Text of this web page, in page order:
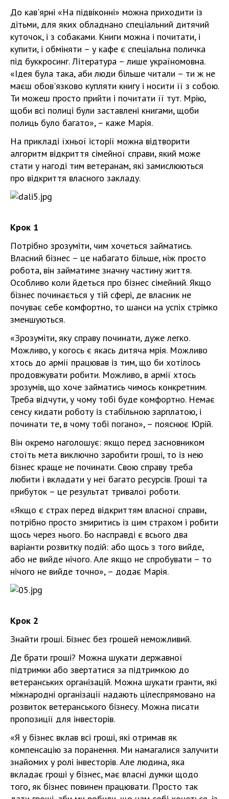
До кав'ярні «На підвіконні» можна приходити із
дітьми, для яких обладнано спеціальний дитячий
куточок, і з собаками. Книги можна і почитати, і
купити, і обміняти – у кафе є спеціальна поличка
під буккросинг. Література – лише україномовна.
«Ідея була така, аби люди більше читали – ти ж не
маєш обов'язково купляти книгу і носити її з собою.
Ти можеш просто прийти і почитати її тут. Мрію,
щоби всі полиці були заставлені книгами, щоби
полиць було багато», – каже Марія.
На прикладі їхньої історії можна відтворити
алгоритм відкриття сімейної справи, який може
стати у нагоді тим ветеранам, які замислюються
про відкриття власного закладу.
Крок 1
Потрібно зрозуміти, чим хочеться займатись.
Власний бізнес – це набагато більше, ніж просто
робота, він займатиме значну частину життя.
Особливо коли йдеться про бізнес сімейний. Якщо
бізнес починається у тій сфері, де власник не
почуває себе комфортно, то шанси на успіх стрімко
зменшуються.
«Зрозуміти, яку справу починати, дуже легко.
Можливо, у когось є якась дитяча мрія. Можливо
хтось до армії працював із тим, що би хотілось
продовжувати робити. Можливо, в армії хтось
зрозумів, що хоче займатись чимось конкретним.
Треба відчути, у чому тобі буде комфортно. Немає
сенсу кидати роботу із стабільною зарплатою, і
починати те, в чому тобі погано», – пояснює Юрій.
Він окремо наголошує: якщо перед засновником
стоїть мета виключно заробити гроші, то із нею
бізнес краще не починати. Свою справу треба
любити і вкладати у неї багато ресурсів. Гроші та
прибуток – це результат тривалої роботи.
«Якщо є страх перед відкриттям власної справи,
потрібно просто змиритись із цим страхом і робити
щось через нього. Бо насправді є всього два
варіанти розвитку подій: або щось з того вийде,
або не вийде нічого. Але якщо не спробувати – то
нічого не вийде точно», – додає Марія.
Крок 2
Знайти гроші. Бізнес без грошей неможливий.
Де брати гроші? Можна шукати державної
підтримки або звертатися за підтримкою до
ветеранських організацій. Можна шукати гранти, які
міжнародні організації надають цілеспрямовано на
розвиток ветеранського бізнесу. Можна писати
пропозиції для інвесторів.
«Я у бізнес вклав всі гроші, які отримав як
компенсацію за поранення. Ми намагалися залучити
знайомих у ролі інвесторів. Але людина, яка
вкладає гроші у бізнес, має власні думки щодо
того, як бізнес повинен працювати. Просто так